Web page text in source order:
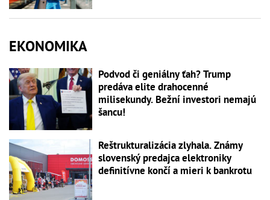
EKONOMIKA
Podvod či geniálny ťah? Trump
predáva elite drahocenné
milisekundy. Bežní investori nemajú
šancu!
Reštrukturalizácia zlyhala. Známy
slovenský predajca elektroniky
definitívne končí a mieri k bankrotu